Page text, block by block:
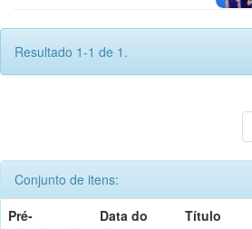
Resultado 1-1 de 1.
Conjunto de itens:
Pré-
Data do
Título